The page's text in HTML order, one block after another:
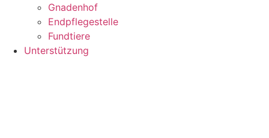
Gnadenhof
Endpflegestelle
Fundtiere
Unterstützung